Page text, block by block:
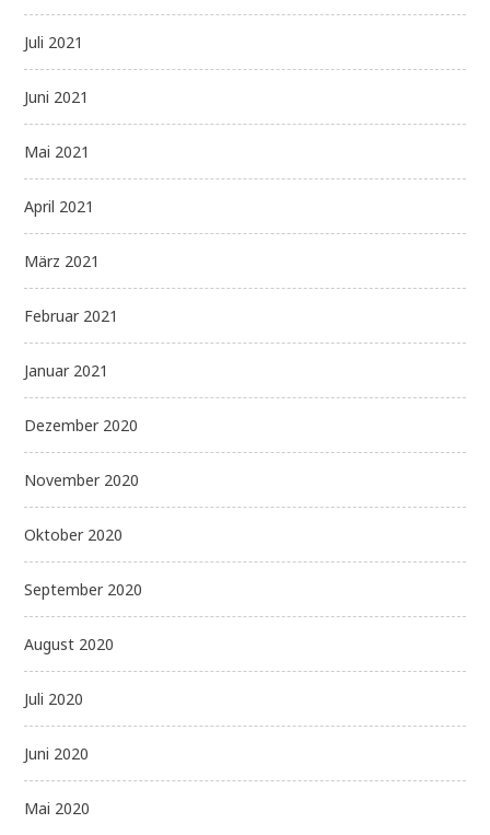
Juli 2021
Juni 2021
Mai 2021
April 2021
März 2021
Februar 2021
Januar 2021
Dezember 2020
November 2020
Oktober 2020
September 2020
August 2020
Juli 2020
Juni 2020
Mai 2020